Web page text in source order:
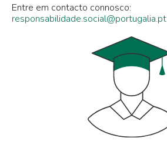
Entre em contacto connosco:
responsabilidade.social@portugalia.pt